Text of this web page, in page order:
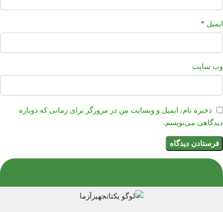
ایمیل *
وب‌ سایت
ذخیره نام، ایمیل و وبسایت من در مرورگر برای زمانی که دوباره
دیدگاهی می‌نویسم.